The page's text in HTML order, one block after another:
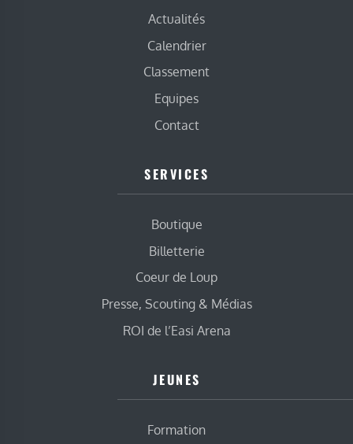
Actualités
Calendrier
Classement
Equipes
Contact
SERVICES
Boutique
Billetterie
Coeur de Loup
Presse, Scouting & Médias
ROI de l’Easi Arena
JEUNES
Formation